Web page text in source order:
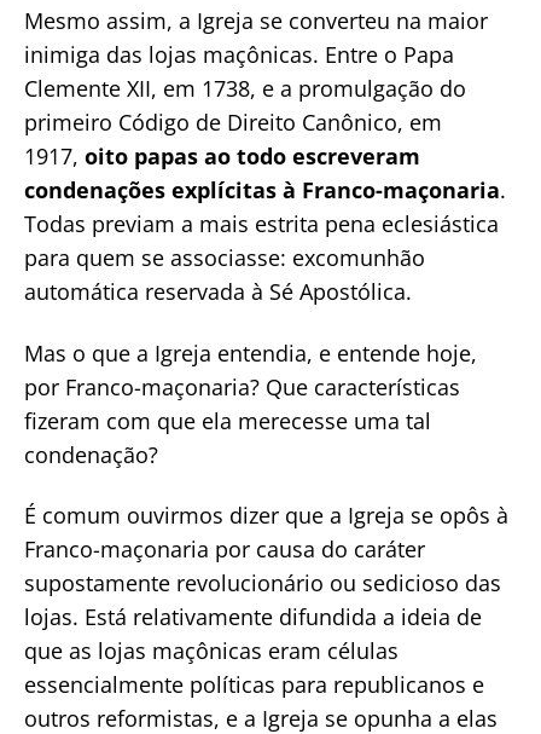
Mesmo assim, a Igreja se converteu na maior
inimiga das lojas maçônicas. Entre o Papa
Clemente XII, em 1738, e a promulgação do
primeiro Código de Direito Canônico, em
1917, oito papas ao todo escreveram
condenações explícitas à Franco-maçonaria.
Todas previam a mais estrita pena eclesiástica
para quem se associasse: excomunhão
automática reservada à Sé Apostólica.
Mas o que a Igreja entendia, e entende hoje,
por Franco-maçonaria? Que características
fizeram com que ela merecesse uma tal
condenação?
É comum ouvirmos dizer que a Igreja se opôs à
Franco-maçonaria por causa do caráter
supostamente revolucionário ou sedicioso das
lojas. Está relativamente difundida a ideia de
que as lojas maçônicas eram células
essencialmente políticas para republicanos e
outros reformistas, e a Igreja se opunha a elas